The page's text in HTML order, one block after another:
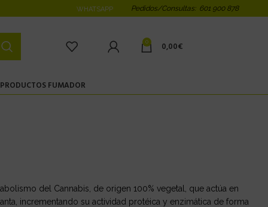
WHATSAPP Pedidos/Consultas: 601 900 878
0 0,00€
PRODUCTOS FUMADOR
del Cannabis, de origen 100% vegetal, que actúa en
incrementando su actividad protéica y enzimática de forma